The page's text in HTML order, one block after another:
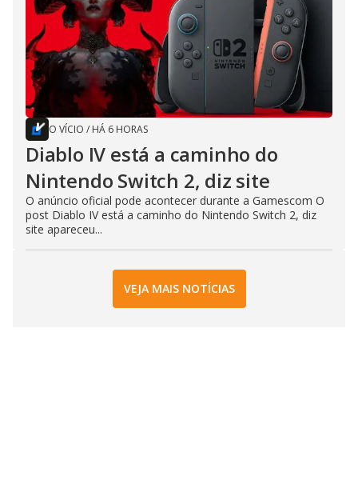
O VÍCIO / HÁ 6 HORAS
Diablo IV está a caminho do
Nintendo Switch 2, diz site
O anúncio oficial pode acontecer durante a Gamescom O
post Diablo IV está a caminho do Nintendo Switch 2, diz
site apareceu...
VEJA MAIS NOTÍCIAS